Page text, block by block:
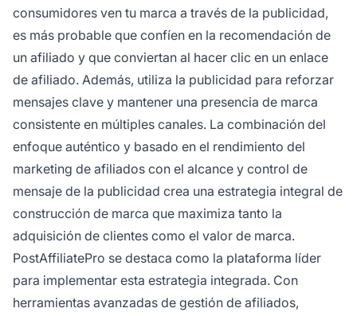
consumidores ven tu marca a través de la publicidad,
es más probable que confíen en la recomendación de
un afiliado y que conviertan al hacer clic en un enlace
de afiliado. Además, utiliza la publicidad para reforzar
mensajes clave y mantener una presencia de marca
consistente en múltiples canales. La combinación del
enfoque auténtico y basado en el rendimiento del
marketing de afiliados con el alcance y control de
mensaje de la publicidad crea una estrategia integral de
construcción de marca que maximiza tanto la
adquisición de clientes como el valor de marca.
PostAffiliatePro se destaca como la plataforma líder
para implementar esta estrategia integrada. Con
herramientas avanzadas de gestión de afiliados,